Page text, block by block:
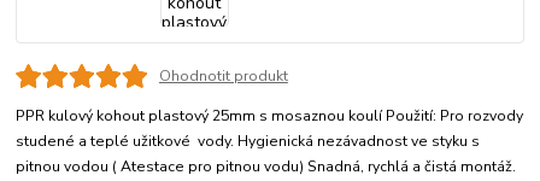
Ohodnotit produkt
PPR kulový kohout plastový 25mm s mosaznou koulí Použití: Pro rozvody
studené a teplé užitkové vody. Hygienická nezávadnost ve styku s
pitnou vodou ( Atestace pro pitnou vodu) Snadná, rychlá a čistá montáž.